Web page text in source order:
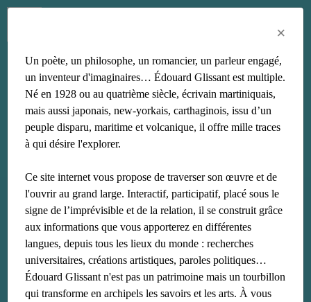
autonomie
×
Un poète, un philosophe, un romancier, un parleur engagé,
un inventeur d'imaginaires… Édouard Glissant est multiple.
Né en 1928 ou au quatrième siècle, écrivain martiniquais,
mais aussi japonais, new-yorkais, carthaginois, issu d’un
peuple disparu, maritime et volcanique, il offre mille traces
à qui désire l'explorer.
Ce site internet vous propose de traverser son œuvre et de
l'ouvrir au grand large. Interactif, participatif, placé sous le
signe de l’imprévisible et de la relation, il se construit grâce
aux informations que vous apporterez en différentes
langues, depuis tous les lieux du monde : recherches
universitaires, créations artistiques, paroles politiques…
Édouard Glissant n'est pas un patrimoine mais un tourbillon
qui transforme en archipels les savoirs et les arts. À vous